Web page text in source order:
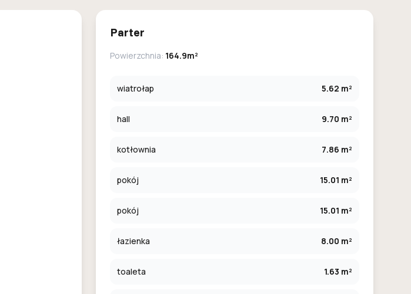
Parter
Powierzchnia: 164.9m²
wiatrołap 5.62 m²
hall 9.70 m²
kotłownia 7.86 m²
pokój 15.01 m²
pokój 15.01 m²
łazienka 8.00 m²
toaleta 1.63 m²